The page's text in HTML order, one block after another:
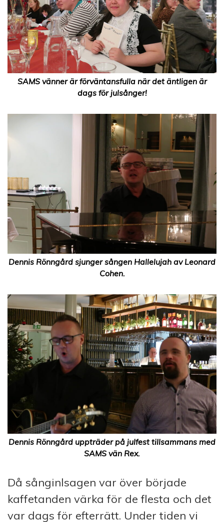
SAMS vänner är förväntansfulla när det äntligen är
dags för julsånger!
Dennis Rönngård sjunger sången Hallelujah av Leonard
Cohen.
Dennis Rönngård uppträder på julfest tillsammans med
SAMS vän Rex.
Då sånginlsagen var över började
kaffetanden värka för de flesta och det
var dags för efterrätt. Under tiden vi